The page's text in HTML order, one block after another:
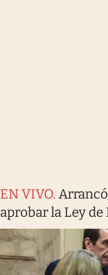
EN VIVO.
aprobar la Ley